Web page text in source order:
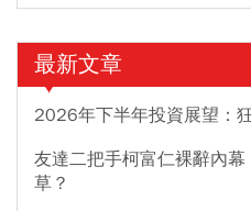
最新文章
2026年下半年投資展望：
友達二把手柯富仁裸辭內
草？